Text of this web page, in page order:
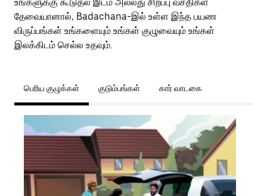
தேவையானால், Badachana-இல் உள்ள இந்த பயண
விருப்பங்கள் உங்களையும் உங்கள் குழுவையும் உங்கள்
இலக்கிடம் செல்ல உதவும்.
பெரிய குழுக்கள் குடும்பங்கள் கார் வாடகை